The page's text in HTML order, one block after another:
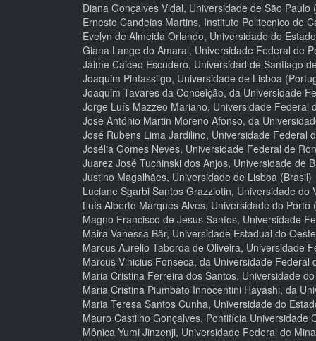
Diana Gonçalves Vidal, Universidade de São Paulo
Ernesto Candeias Martins, Instituto Politecnico de
Evelyn de Almeida Orlando, Universidade do
Giana Lange do Amaral, Universidade Federal de
Jaime Caiceo Escudero, Universidad de Santiago
Joaquim Pintassilgo, Universidade de Lisboa
Joaquim Tavares da Conceição, da Universidade
Jorge Luís Mazzeo Mariano, Universidade Federal
José António Martin Moreno Afonso, da
José Rubens Lima Jardilino, Universidade Federal
Josélia Gomes Neves, Universidade Federal de
Juarez José Tuchinski dos Anjos, Universidade de
Justino Magalhães, Universidade de Lisboa (Brasil)
Luciane Sgarbi Santos Grazziotin, Universidade do
Luís Alberto Marques Alves, Universidade do Porto
Magno Francisco de Jesus Santos, Universidade
Maira Vanessa Bär, Universidade Estadual do
Marcus Aurelio Taborda de Oliveira, Universidade
Marcus Vinicius Fonseca, da Universidade Federal
Maria Cristina Ferreira dos Santos, Universidade
Maria Cristina Piumbato Innocentini Hayashi, da
Maria Teresa Santos Cunha, Universidade do
Mauro Castilho Gonçalves, Pontifícia Universidade
Mônica Yumi Jinzenji, Universidade Federal de